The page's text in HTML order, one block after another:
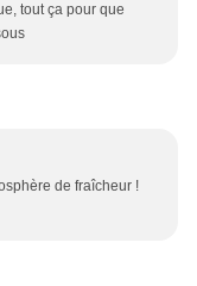
tout ça pour que
de fraîcheur !